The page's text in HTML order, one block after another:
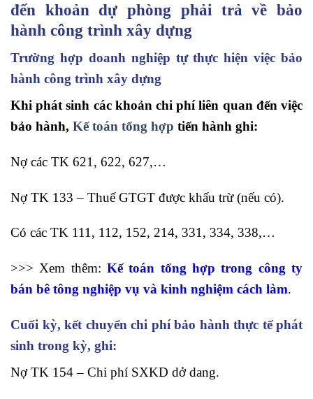
đến khoản dự phòng phải trả về bảo
hành công trình xây dựng
Trường hợp doanh nghiệp tự thực hiện việc bảo
hành công trình xây dựng
Khi phát sinh các khoản chi phí liên quan đến việc
bảo hành, Kế toán tổng hợp tiến hành ghi:
Nợ các TK 621, 622, 627,…
Nợ TK 133 – Thuế GTGT được khấu trừ (nếu có).
Có các TK 111, 112, 152, 214, 331, 334, 338,…
>>> Xem thêm: Kế toán tổng hợp trong công ty
bán bê tông nghiệp vụ và kinh nghiệm cách làm.
Cuối kỳ, kết chuyển chi phí bảo hành thực tế phát
sinh trong kỳ, ghi:
Nợ TK 154 – Chi phí SXKD dở dang.